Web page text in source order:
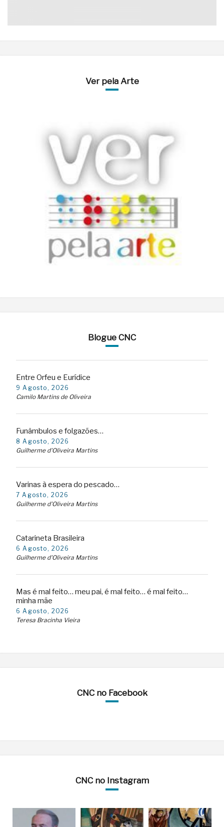
Ver pela Arte
Blogue CNC
Entre Orfeu e Eurídice
9 Agosto, 2026
Camilo Martins de Oliveira
Funâmbulos e folgazões…
8 Agosto, 2026
Guilherme d'Oliveira Martins
Varinas à espera do pescado…
7 Agosto, 2026
Guilherme d'Oliveira Martins
Catarineta Brasileira
6 Agosto, 2026
Guilherme d'Oliveira Martins
Mas é mal feito… meu pai, é mal feito… é mal feito…
minha mãe
6 Agosto, 2026
Teresa Bracinha Vieira
CNC no Facebook
CNC no Instagram